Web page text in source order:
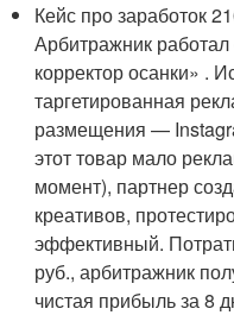
Кейс про заработок
Арбитражник
корректор осанки» .
таргетированная
размещения —
этот товар мало
момент), партнер
креативов,
эффективный.
руб., арбитражник
чистая прибыль за 8